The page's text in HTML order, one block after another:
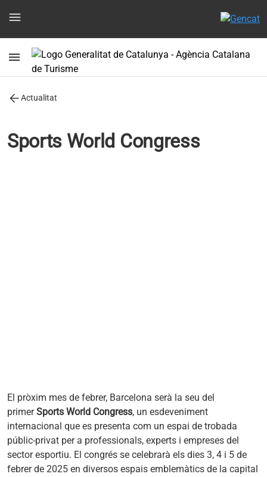
menu
menu
arrow_backActualitat
Sports World Congress
El pròxim mes de febrer, Barcelona serà la seu del
primerSports World Congress, un esdeveniment
internacional que es presenta com un espai de trobada
públic-privat per a professionals, experts i empreses del
sector esportiu. El congrés se celebrarà els dies 3, 4 i 5 de
febrer de 2025 en diversos espais emblemàtics de la capital